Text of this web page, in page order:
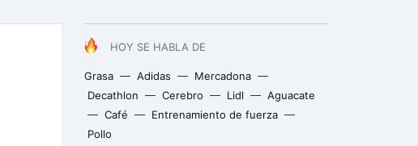
HOY SE HABLA DE
Grasa Adidas
Mercadona
Decathlon
Cerebro Lidl
Aguacate
Café
Entrenamiento de fuerza
Pollo